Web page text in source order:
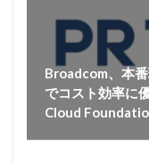
Broadcom、本
でコスト効率に
Cloud